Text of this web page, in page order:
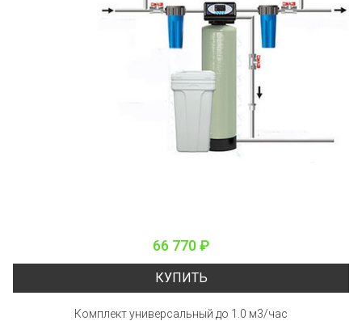
66 770 ₽
КУПИТЬ
Комплект универсальный до 1.0 м3/час